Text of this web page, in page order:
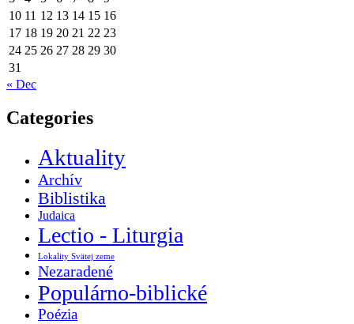
10 11 12 13 14 15 16
17 18 19 20 21 22 23
24 25 26 27 28 29 30
31
« Dec
Categories
Aktuality
Archív
Biblistika
Judaica
Lectio - Liturgia
Lokality Svätej zeme
Nezaradené
Populárno-biblické
Poézia